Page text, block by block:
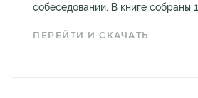
собеседовании. В книге собраны
ПЕРЕЙТИ И СКАЧАТЬ